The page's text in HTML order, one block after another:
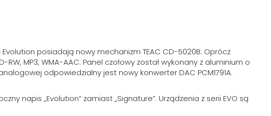
posiadają nowy mechanizm TEAC CD-5020B. Oprócz
MP3, WMA-AAC. Panel czołowy został wykonany z aluminium o
odpowiedzialny jest nowy konwerter DAC PCM1791A.
napis „Evolution” zamiast „Signature”. Urządzenia z serii EVO są